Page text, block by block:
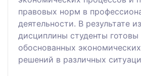
правовых норм в
деятельности. В результате
дисциплины студенты
обоснованных
решений в различных